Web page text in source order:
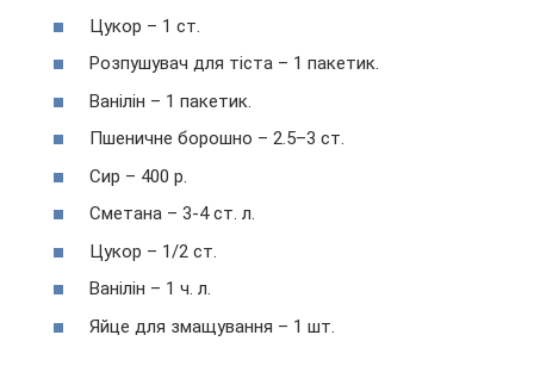
Цукор – 1 ст.
Розпушувач для тіста – 1 пакетик.
Ванілін – 1 пакетик.
Пшеничне борошно – 2.5–3 ст.
Сир – 400 р.
Сметана – 3-4 ст. л.
Цукор – 1/2 ст.
Ванілін – 1 ч. л.
Яйце для змащування – 1 шт.